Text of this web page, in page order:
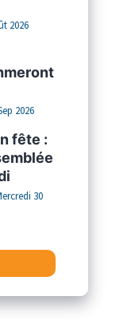
2026
2026
fête :
30